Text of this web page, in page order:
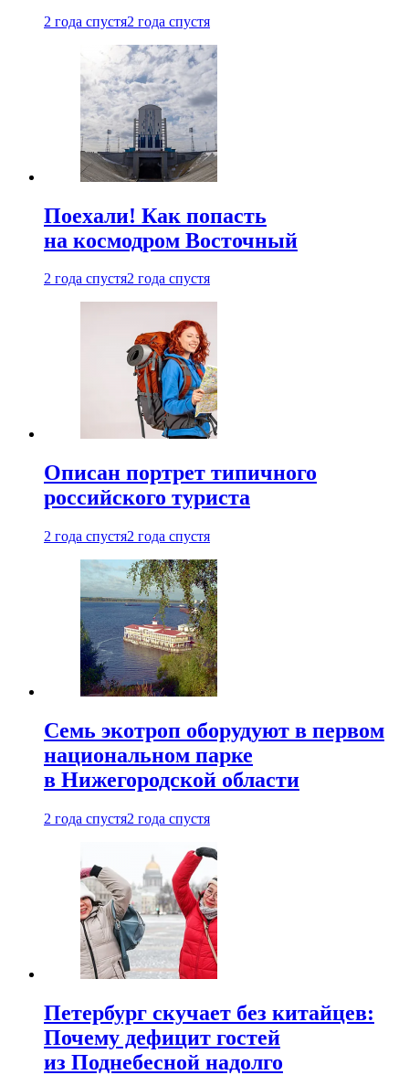
2 года спустя2 года спустя
Поехали! Как попасть
на космодром Восточный
2 года спустя2 года спустя
Описан портрет типичного
российского туриста
2 года спустя2 года спустя
Семь экотроп оборудуют в первом
национальном парке
в Нижегородской области
2 года спустя2 года спустя
Петербург скучает без китайцев:
Почему дефицит гостей
из Поднебесной надолго